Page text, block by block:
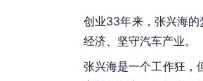
创业33年来，张兴海的
经济 、坚守汽车产业。
张兴海是一个工作狂，